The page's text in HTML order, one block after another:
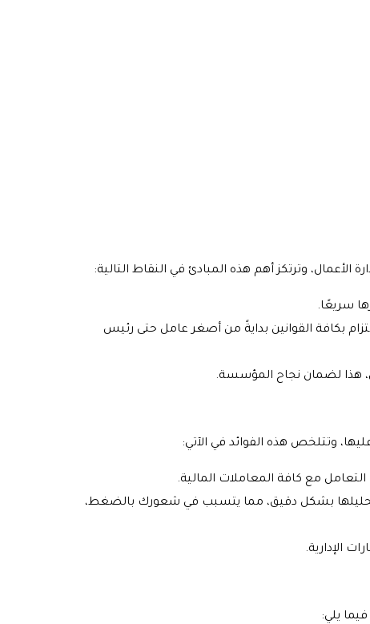
وترتكز أهم هذه المبادئ في النقاط التالية:
سريعًا.
بكافة القوانين بدايةً من أصغر عامل حتى رئيس
هذا لضمان نجاح المؤسسة.
وتتلخص هذه الفوائد في الآتي:
مع كافة المعاملات المالية.
بشكل دقيق، مما يتسبب في شعورك بالضغط،
الإدارية.
يلي: